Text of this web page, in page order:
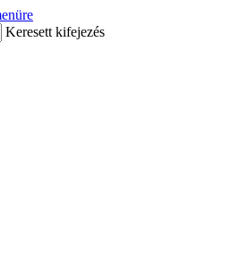
Keresett kifejezés